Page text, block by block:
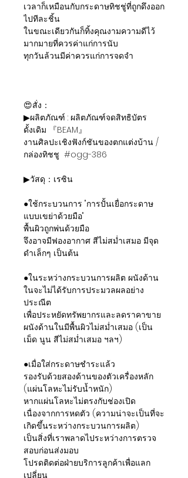
เวลาก็เหมือนกับกระดาษทิชชู่ที่ถูกดึงออก
ไปทีละชิ้น
ในขณะเดียวกันก็ทิ้งคุณงามความดีไว้
มากมายที่ควรค่าแก่การนับ
ทุกวันล้วนมีค่าควรแก่การจดจำ
😍สั่ง：
▶ผลิตภัณฑ์ : ผลิตภัณฑ์จดสิทธิบัตร
ดั้งเดิม 『BEAM』
งานศิลปะเชิงฟังก์ชันของตกแต่งบ้าน /
กล่องทิชชู #ogg-386
▶วัสดุ：เรซิน
●ใช้กระบวนการ "การปั้นเยื่อกระดาษ
แบบเขย่าด้วยมือ"
พื้นผิวถูกพ่นด้วยมือ
จึงอาจมีฟองอากาศ สีไม่สม่ำเสมอ มีจุด
ดำเล็กๆ เป็นต้น
●ในระหว่างกระบวนการผลิต ผนังด้าน
ในจะไม่ได้รับการประมวลผลอย่าง
ประณีต
เพื่อประหยัดทรัพยากรและลดราคาขาย
ผนังด้านในมีพื้นผิวไม่สม่ำเสมอ (เป็น
เม็ด นูน สีไม่สม่ำเสมอ ฯลฯ)
●เมื่อใส่กระดาษชำระแล้ว
รองรับด้วยสองด้านของตัวเครื่องหลัก
(แผ่นโลหะไม่รับน้ำหนัก)
หากแผ่นโลหะไม่ตรงกับช่องเปิด
เนื่องจากการหดตัว (ความน่าจะเป็นที่จะ
เกิดขึ้นระหว่างกระบวนการผลิต)
เป็นสิ่งที่เราพลาดไประหว่างการตรวจ
สอบก่อนส่งมอบ
โปรดติดต่อฝ่ายบริการลูกค้าเพื่อแลก
เปลี่ยน